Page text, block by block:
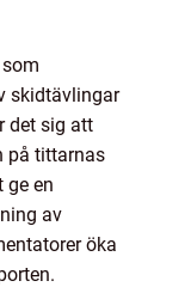
skidtävlingar
det sig att
på tittarnas
ge en
av
öka